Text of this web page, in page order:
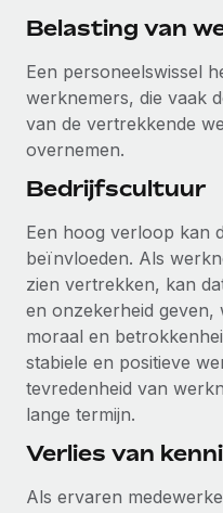
Belasting van
Een personeelswissel
werknemers, die vaak
van de vertrekkende
overnemen.
Bedrijfscultuur
Een hoog verloop kan
beïnvloeden. Als
zien vertrekken, kan
en onzekerheid geven,
moraal en
stabiele en positieve
tevredenheid van
lange termijn.
Verlies van
Als ervaren